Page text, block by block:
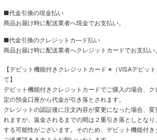
■代金引換の現金払い
商品お届け時に配送業者へ現金でお支払い。
■代金引換のクレジットカ―ド払い
商品お届け時に配送業者へクレジットカードでお支払い。
【デビット機能付きクレジットカード ※（VISAデビット
て】
デビット機能付きクレジットカードでご購入の場合、
定の預金口座から代金が引き落とされます。
クレジットの認証後に注文内容が変更になった場合、
れますが、返金されるまでの間は２重引き落としとな
する可能性がございます。そのため、デビット機能付